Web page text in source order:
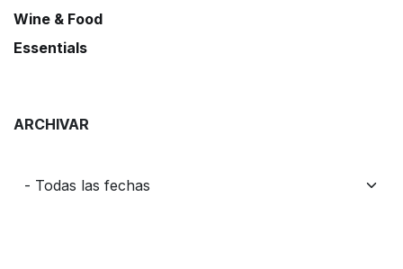
Wine & Food
Essentials
ARCHIVAR